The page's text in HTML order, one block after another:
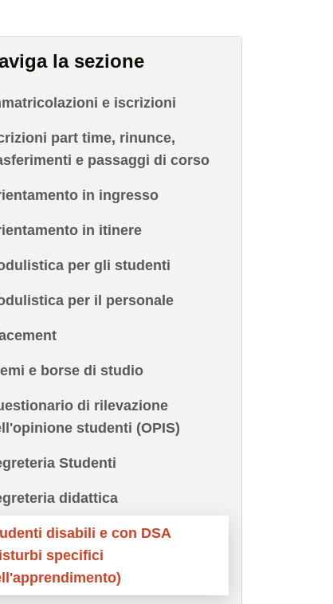
la sezione
e iscrizioni
part time, rinunce,
e passaggi di corso
in ingresso
in itinere
per gli studenti
per il personale
e borse di studio
di rilevazione
studenti (OPIS)
Studenti
didattica
disabili e con DSA
specifici